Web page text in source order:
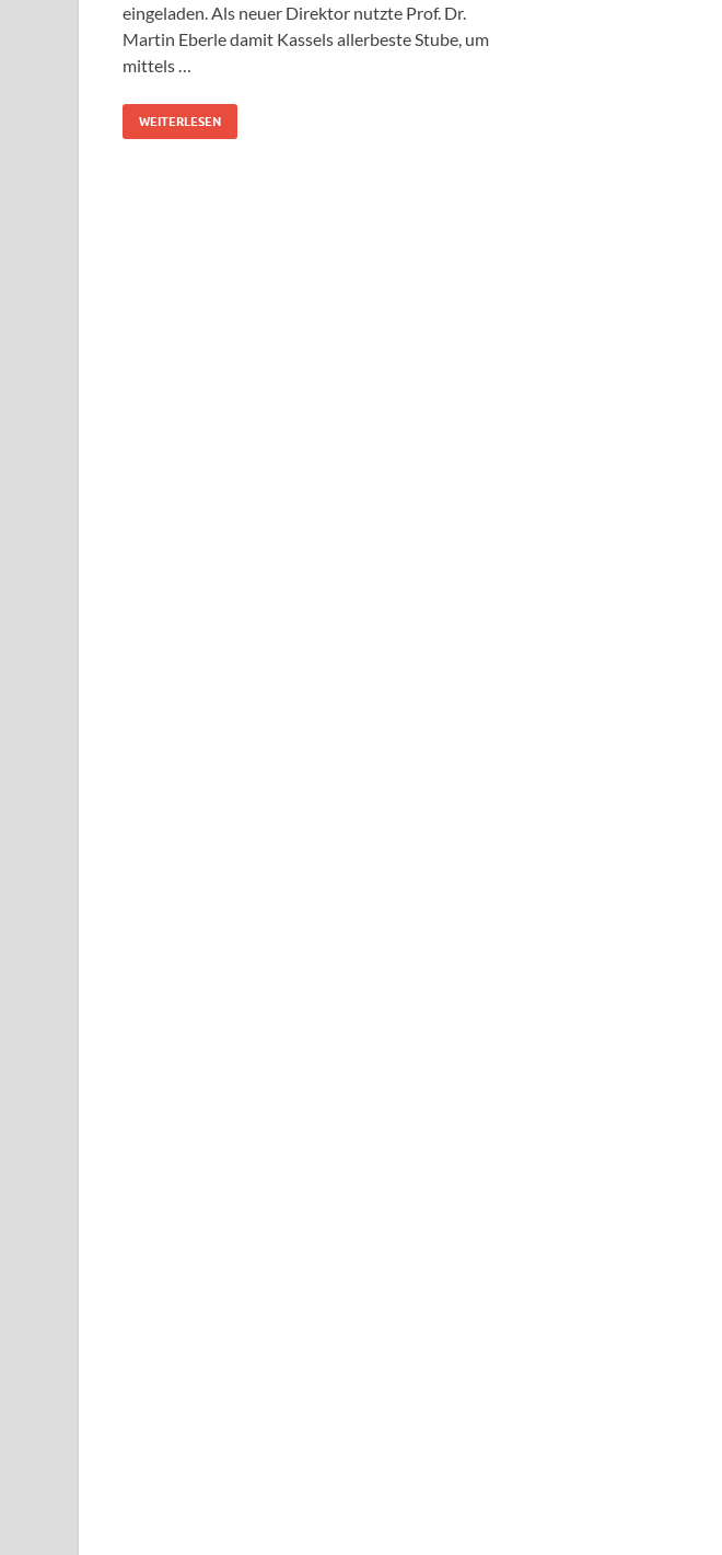
eingeladen. Als neuer Direktor nutzte Prof. Dr.
Martin Eberle damit Kassels allerbeste Stube, um
mittels …
WEITERLESEN